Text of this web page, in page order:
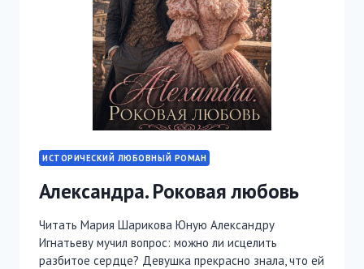
ИСТОРИЧЕСКИЙ ЛЮБОВНЫЙ РОМАН
Александра. Роковая любовь
Читать Мария Шарикова Юную Александру
Игнатьеву мучил вопрос: можно ли исцелить
разбитое сердце? Девушка прекрасно знала, что ей